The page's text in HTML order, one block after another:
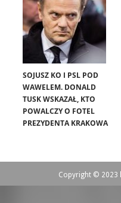
SOJUSZ KO I PSL POD
WAWELEM. DONALD
TUSK WSKAZAŁ, KTO
POWALCZY O FOTEL
PREZYDENTA KRAKOWA
Copyright © 2023